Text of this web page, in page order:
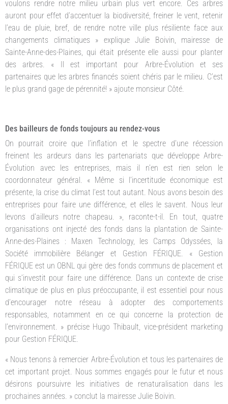
voulons rendre notre milieu urbain plus vert encore. Ces arbres
auront pour effet d’accentuer la biodiversité, freiner le vent, retenir
l’eau de pluie, bref, de rendre notre ville plus résiliente face aux
changements climatiques » explique Julie Boivin, mairesse de
Sainte-Anne-des-Plaines, qui était présente elle aussi pour planter
des arbres. « Il est important pour Arbre-Évolution et ses
partenaires que les arbres financés soient chéris par le milieu. C’est
le plus grand gage de pérennité! » ajoute monsieur Côté.
Des bailleurs de fonds toujours au rendez-vous
On pourrait croire que l’inflation et le spectre d’une récession
freinent les ardeurs dans les partenariats que développe Arbre-
Évolution avec les entreprises, mais il n’en est rien selon le
coordonnateur général. « Même si l’incertitude économique est
présente, la crise du climat l’est tout autant. Nous avons besoin des
entreprises pour faire une différence, et elles le savent. Nous leur
levons d’ailleurs notre chapeau. », raconte-t-il. En tout, quatre
organisations ont injecté des fonds dans la plantation de Sainte-
Anne-des-Plaines : Maxen Technology, les Camps Odyssées, la
Société immobilière Bélanger et Gestion FÉRIQUE. « Gestion
FÉRIQUE est un OBNL qui gère des fonds communs de placement et
qui s’investit pour faire une différence. Dans un contexte de crise
climatique de plus en plus préoccupante, il est essentiel pour nous
d’encourager notre réseau à adopter des comportements
responsables, notamment en ce qui concerne la protection de
l’environnement. » précise Hugo Thibault, vice-président marketing
pour Gestion FÉRIQUE.
« Nous tenons à remercier Arbre-Évolution et tous les partenaires de
cet important projet. Nous sommes engagés pour le futur et nous
désirons poursuivre les initiatives de renaturalisation dans les
prochaines années. » conclut la mairesse Julie Boivin.